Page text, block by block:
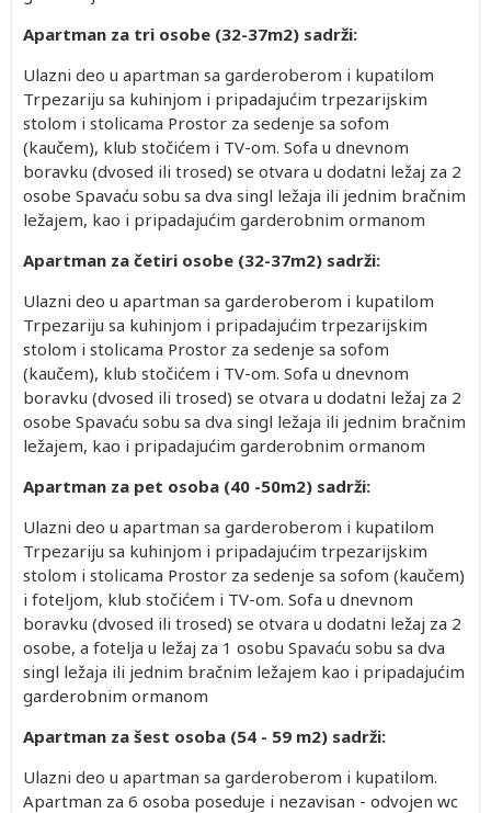
Apartman za tri osobe (32-37m2) sadrži:
Ulazni deo u apartman sa garderoberom i kupatilom
Trpezariju sa kuhinjom i pripadajućim trpezarijskim
stolom i stolicama Prostor za sedenje sa sofom
(kaučem), klub stočićem i TV-om. Sofa u dnevnom
boravku (dvosed ili trosed) se otvara u dodatni ležaj za 2
osobe Spavaću sobu sa dva singl ležaja ili jednim bračnim
ležajem, kao i pripadajućim garderobnim ormanom
Apartman za četiri osobe (32-37m2) sadrži:
Ulazni deo u apartman sa garderoberom i kupatilom
Trpezariju sa kuhinjom i pripadajućim trpezarijskim
stolom i stolicama Prostor za sedenje sa sofom
(kaučem), klub stočićem i TV-om. Sofa u dnevnom
boravku (dvosed ili trosed) se otvara u dodatni ležaj za 2
osobe Spavaću sobu sa dva singl ležaja ili jednim bračnim
ležajem, kao i pripadajućim garderobnim ormanom
Apartman za pet osoba (40 -50m2) sadrži:
Ulazni deo u apartman sa garderoberom i kupatilom
Trpezariju sa kuhinjom i pripadajućim trpezarijskim
stolom i stolicama Prostor za sedenje sa sofom (kaučem)
i foteljom, klub stočićem i TV-om. Sofa u dnevnom
boravku (dvosed ili trosed) se otvara u dodatni ležaj za 2
osobe, a fotelja u ležaj za 1 osobu Spavaću sobu sa dva
singl ležaja ili jednim bračnim ležajem kao i pripadajućim
garderobnim ormanom
Apartman za šest osoba (54 - 59 m2) sadrži:
Ulazni deo u apartman sa garderoberom i kupatilom.
Apartman za 6 osoba poseduje i nezavisan - odvojen wc